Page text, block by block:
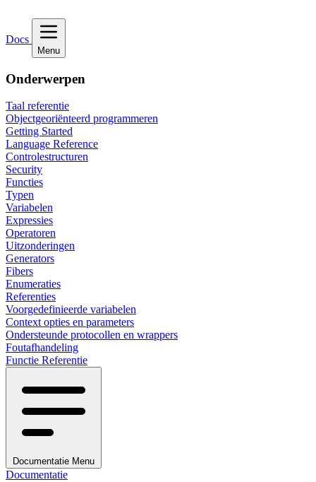
Docs
Menu
Onderwerpen
Taal referentie
Objectgeoriënteerd programmeren
Getting Started
Language Reference
Controlestructuren
Security
Functies
Typen
Variabelen
Expressies
Operatoren
Uitzonderingen
Generators
Fibers
Enumeraties
Referenties
Voorgedefinieerde variabelen
Context opties en parameters
Ondersteunde protocollen en wrappers
Foutafhandeling
Functie Referentie
Documentatie Menu
Documentatie